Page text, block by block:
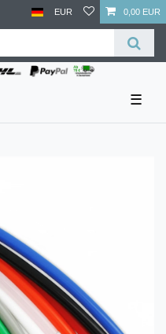
EUR 0,00 EUR
☰